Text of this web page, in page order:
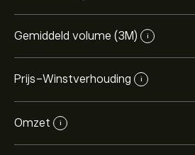
Gemiddeld volume (3M) i
Prijs-Winstverhouding i
Omzet i